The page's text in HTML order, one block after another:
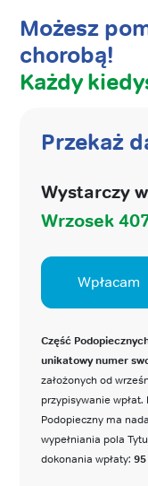
Możesz
chorobą!
Każdy
Przekaż
Wystarczy
Wrzosek
Wpłacam
Część
unikatowy numer
założonych od
przypisywanie
Podopieczny ma
wypełniania pola
dokonania wpłaty: